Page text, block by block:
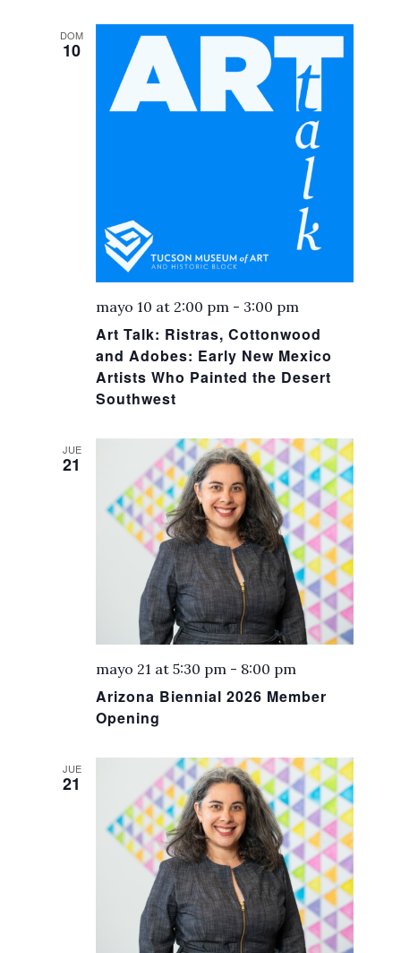
DOM
10
Art Talk: Ristras, Cottonwood
and Adobes: Early New Mexico
Artists Who Painted the Desert
Southwest
mayo 10 at 2:00 pm - 3:00 pm
JUE
21
Arizona Biennial 2026 Member
Opening
mayo 21 at 5:30 pm - 8:00 pm
JUE
21